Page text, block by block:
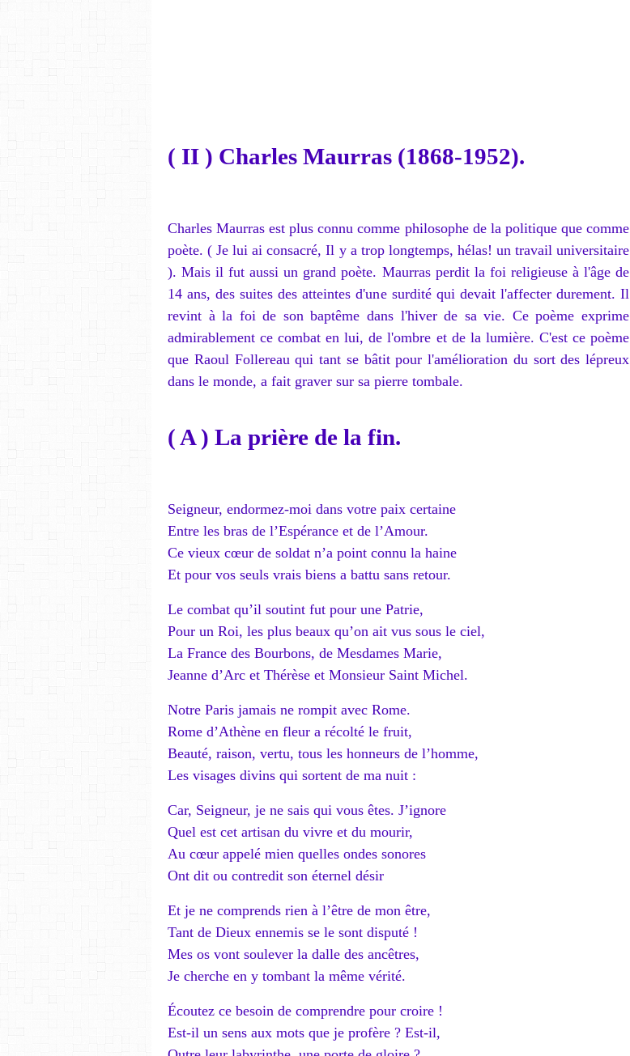
( II ) Charles Maurras (1868-1952).
Charles Maurras est plus connu comme philosophe de la politique que comme
poète. ( Je lui ai consacré, Il y a trop longtemps, hélas! un travail universitaire
). Mais il fut aussi un grand poète. Maurras perdit la foi religieuse à l'âge de
14 ans, des suites des atteintes d'une surdité qui devait l'affecter durement. Il
revint à la foi de son baptême dans l'hiver de sa vie. Ce poème exprime
admirablement ce combat en lui, de l'ombre et de la lumière. C'est ce poème
que Raoul Follereau qui tant se bâtit pour l'amélioration du sort des lépreux
dans le monde, a fait graver sur sa pierre tombale.
( A ) La prière de la fin.
Seigneur, endormez-moi dans votre paix certaine
Entre les bras de l’Espérance et de l’Amour.
Ce vieux cœur de soldat n’a point connu la haine
Et pour vos seuls vrais biens a battu sans retour.
Le combat qu’il soutint fut pour une Patrie,
Pour un Roi, les plus beaux qu’on ait vus sous le ciel,
La France des Bourbons, de Mesdames Marie,
Jeanne d’Arc et Thérèse et Monsieur Saint Michel.
Notre Paris jamais ne rompit avec Rome.
Rome d’Athène en fleur a récolté le fruit,
Beauté, raison, vertu, tous les honneurs de l’homme,
Les visages divins qui sortent de ma nuit :
Car, Seigneur, je ne sais qui vous êtes. J’ignore
Quel est cet artisan du vivre et du mourir,
Au cœur appelé mien quelles ondes sonores
Ont dit ou contredit son éternel désir
Et je ne comprends rien à l’être de mon être,
Tant de Dieux ennemis se le sont disputé !
Mes os vont soulever la dalle des ancêtres,
Je cherche en y tombant la même vérité.
Écoutez ce besoin de comprendre pour croire !
Est-il un sens aux mots que je profère ? Est-il,